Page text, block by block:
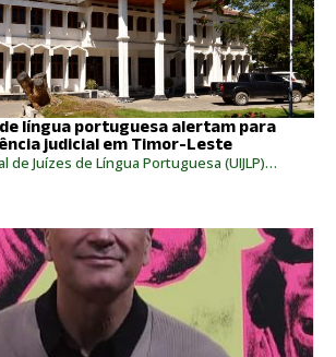
língua portuguesa alertam para
judicial em Timor-Leste
de Juízes de Língua Portuguesa (UIJLP)…